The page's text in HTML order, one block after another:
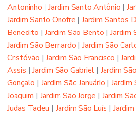
Antoninho | Jardim Santo Antônio |
Jardim Santo Onofre | Jardim Santos
Benedito | Jardim São Bento | Jardim
Jardim São Bernardo | Jardim São
Cristóvão | Jardim São Francisco |
Assis | Jardim São Gabriel | Jardim
Gonçalo | Jardim São Januário | Jardim
Joaquim | Jardim São Jorge | Jardim
Judas Tadeu | Jardim São Luís |